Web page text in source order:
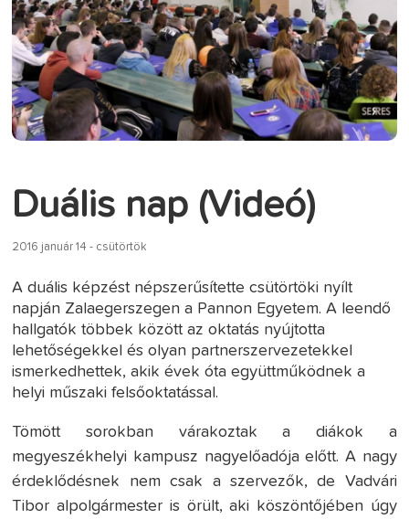
Duális nap (Videó)
2016 január 14 - csütörtök
A duális képzést népszerűsítette csütörtöki nyílt
napján Zalaegerszegen a Pannon Egyetem. A leendő
hallgatók többek között az oktatás nyújtotta
lehetőségekkel és olyan partnerszervezetekkel
ismerkedhettek, akik évek óta együttműködnek a
helyi műszaki felsőoktatással.
Tömött sorokban várakoztak a diákok a
megyeszékhelyi kampusz nagyelőadója előtt. A nagy
érdeklődésnek nem csak a szervezők, de Vadvári
Tibor alpolgármester is örült, aki köszöntőjében úgy